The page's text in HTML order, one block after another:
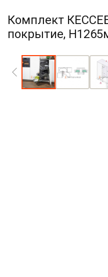
Комплект
покрытие,